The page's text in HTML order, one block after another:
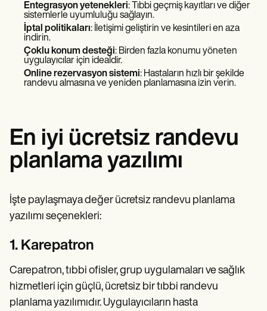
Entegrasyon yetenekleri: Tıbbi geçmiş kayıtları ve diğer
sistemlerle uyumluluğu sağlayın.
İptal politikaları: İletişimi geliştirin ve kesintileri en aza
indirin.
Çoklu konum desteği: Birden fazla konumu yöneten
uygulayıcılar için idealdir.
Online rezervasyon sistemi: Hastaların hızlı bir şekilde
randevu almasına ve yeniden planlamasına izin verin.
En iyi ücretsiz randevu
planlama yazılımı
İşte paylaşmaya değer ücretsiz randevu planlama
yazılımı seçenekleri:
1. Karepatron
Carepatron, tıbbi ofisler, grup uygulamaları ve sağlık
hizmetleri için güçlü, ücretsiz bir tıbbi randevu
planlama yazılımıdır. Uygulayıcıların hasta